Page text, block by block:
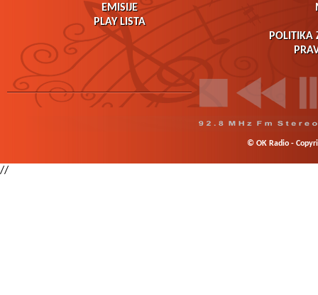
EMISIJE
PLAY LISTA
POLITIKA
© OK Radio -
//